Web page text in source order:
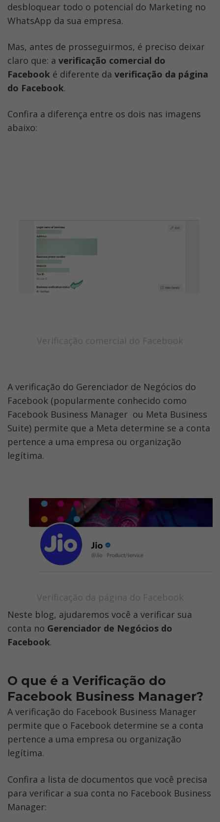
Como se inscrever gratuitamente no
WhatsApp Business API?
Conclusão
desbloquear todo o potencial do Marketing no
WhatsApp da sua empresa.
Mas, antes de prosseguirmos, é preciso deixar
claro que: a verificação comercial do
Facebook é diferente da verificação da página
do Facebook.
Confira a diferença entre os dois nas imagens
abaixo:
Verificação comercial do Facebook
A verificação do Gerenciador de Negócios do
Facebook (popularmente conhecido como
Facebook Business Manager  ou Meta Business
Suite) permite que a Meta determine se a conta
pertence a uma empresa ou organização
legítima.
Verificação da página do Facebook
Neste blog, ajudaremos você a verificar sua
conta no Gerenciador de Negócios do
Facebook.
O que é a Verificação do
Facebook Business Manager?
A verificação do Facebook Business Manager
permite que o Facebook determine se a conta
pertence a uma empresa ou organização
legítima.
Confira a lista de documentos que você precisa
para verificar a sua conta no Facebook Business
Manager: